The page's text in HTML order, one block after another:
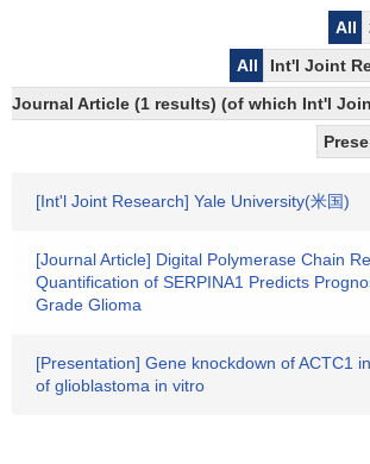
All
All
Int'l Joint
Journal Article (1 results) (of which Int'l
[Int'l Joint Research] Yale University(米国)
[Journal Article] Digital Polymerase Chain
Quantification of SERPINA1 Predicts
Grade Glioma
[Presentation] Gene knockdown of ACTC1
of glioblastoma in vitro